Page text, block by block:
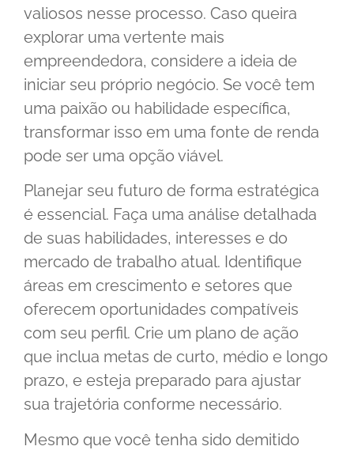
valiosos nesse processo. Caso queira
explorar uma vertente mais
empreendedora, considere a ideia de
iniciar seu próprio negócio. Se você tem
uma paixão ou habilidade específica,
transformar isso em uma fonte de renda
pode ser uma opção viável.
Planejar seu futuro de forma estratégica
é essencial. Faça uma análise detalhada
de suas habilidades, interesses e do
mercado de trabalho atual. Identifique
áreas em crescimento e setores que
oferecem oportunidades compatíveis
com seu perfil. Crie um plano de ação
que inclua metas de curto, médio e longo
prazo, e esteja preparado para ajustar
sua trajetória conforme necessário.
Mesmo que você tenha sido demitido